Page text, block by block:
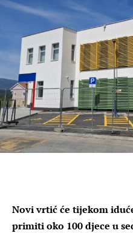
Novi vrtić će tijekom
primiti oko 100 djece u